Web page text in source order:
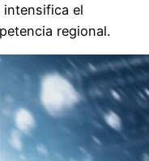
intensifica el
regional.